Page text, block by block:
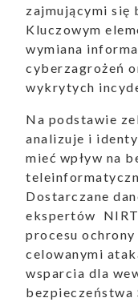
Wyszukiwarka
zajmującymi się
Kluczowym
wymiana
cyberzagrożeń
wykrytych
Na podstawie
analizuje i
mieć wpływ na
Dostarczane
ekspertów
procesu
celowanymi
wsparcia dla
bezpieczeństwa